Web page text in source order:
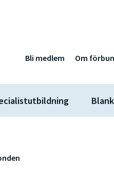
Bli medlem Om